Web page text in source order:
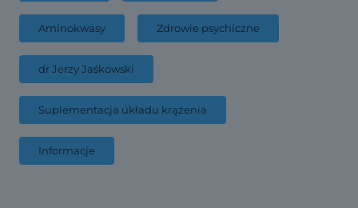
Aminokwasy Zdrowie psychiczne
dr Jerzy Jaśkowski
Suplementacja układu krążenia
Informacje